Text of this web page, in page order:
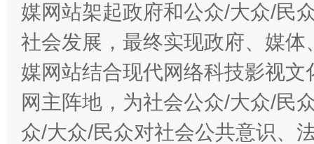
习近平的博鳌关键词
魏明亮
媒网站架起政府和公众/大众/民
社会发展，最终实现政府、媒
媒网站结合现代网络科技影视
网主阵地，为社会公众/大众/民
众/大众/民众对社会公共意识、